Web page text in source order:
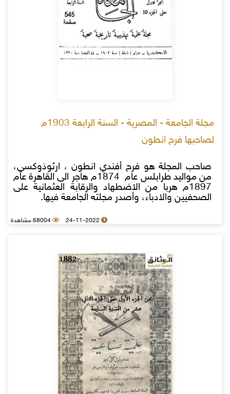
مجلة الجامعة - المصرية - السنة الرابعة 1903م
لصاحبها فرح انطون
صاحب المجلة هو فرح أفندي انطون ، ارثوذوكسي،
من مواليد طرابلس عام 1874م هاجر الى القاهرة عام
1897م هربا من الاضطهاد والرقابة العثمانية على
الصحفيين والادباء، وأصدر مجلته الجامعة فيها.
24-11-2022 68004 مشاهدة